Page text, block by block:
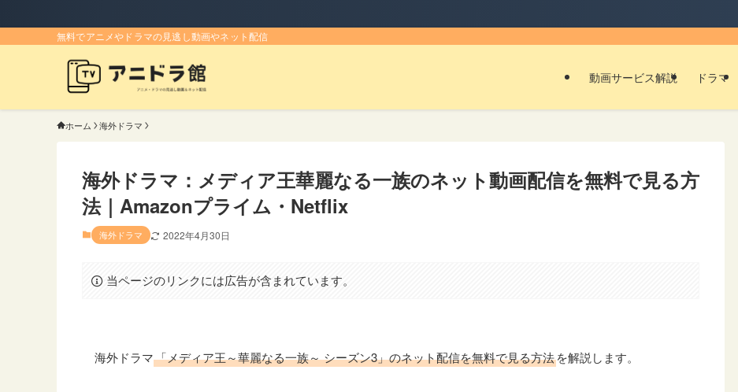
無料でアニメやドラマの見逃し動画やネット配信
動画サービス解説 ドラマ
ホーム 海外ドラマ
海外ドラマ：メディア王華麗なる一族のネット動画配信を無料で見る方
法｜Amazonプライム・Netflix
海外ドラマ 2022年4月30日
当ページのリンクには広告が含まれています。
海外ドラマ「メディア王～華麗なる一族～ シーズン3」のネット配信を無料で見る方法を解説します。